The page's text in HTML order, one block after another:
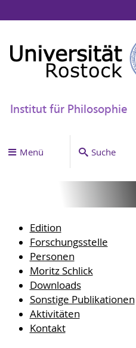
Institut für Philosophie
Menü Suche
Edition
Forschungsstelle
Personen
Moritz Schlick
Downloads
Sonstige Publikationen
Aktivitäten
Kontakt